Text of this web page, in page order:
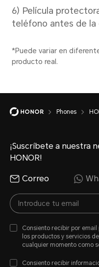
Batería
Extraíble)
Tipo
Batería de
Carga por
Phones
¡Suscríbete a nuestra
HONOR!
Correo
Consiento recibir por
los productos y servicios
cualquier momento como
Consiento recibir